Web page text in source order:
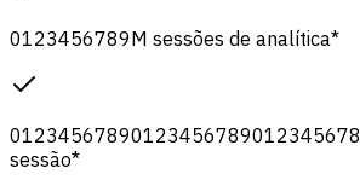
0123456789M sessões de analítica*
01234567890123456789012345678
sessão*